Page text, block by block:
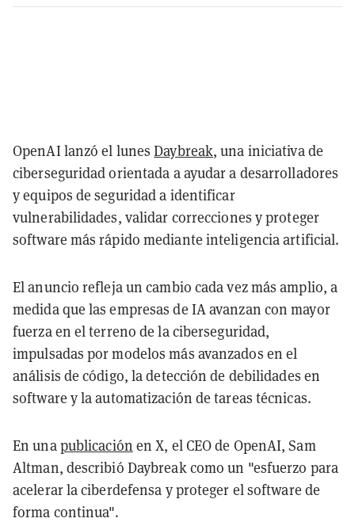
OpenAI lanzó el lunesDaybreak, una iniciativa de
ciberseguridad orientada a ayudar a desarrolladores
y equipos de seguridad a identificar
vulnerabilidades, validar correcciones y proteger
software más rápido mediante inteligencia artificial.
El anuncio refleja un cambio cada vez más amplio, a
medida que las empresas de IA avanzan con mayor
fuerza en el terreno de la ciberseguridad,
impulsadas por modelos más avanzados en el
análisis de código, la detección de debilidades en
software y la automatización de tareas técnicas.
En unapublicación en X, el CEO de OpenAI, Sam
Altman, describió Daybreak como un "esfuerzo para
acelerar la ciberdefensa y proteger el software de
forma continua".